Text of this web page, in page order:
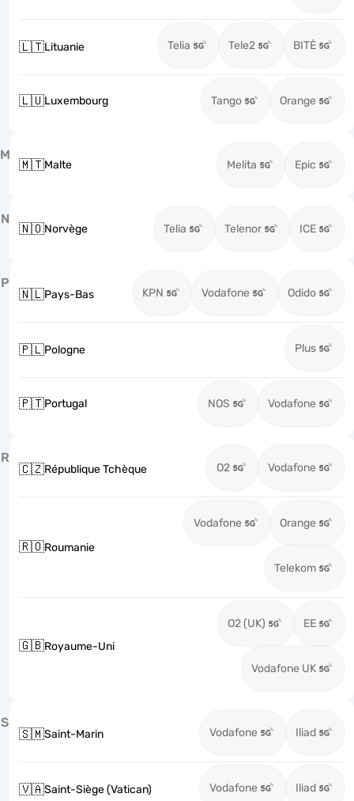
🇱🇹Lituanie Telia Tele2 BITĖ
🇱🇺Luxembourg Tango Orange
M
🇲🇹Malte Melita Epic
N
🇳🇴Norvège Telia Telenor ICE
P
🇳🇱Pays-Bas KPN Vodafone Odido
🇵🇱Pologne Plus
🇵🇹Portugal NOS Vodafone
R
🇨🇿République Tchèque O2 Vodafone
🇷🇴Roumanie
Vodafone Orange
Telekom
🇬🇧Royaume-Uni
O2 (UK) EE
Vodafone UK
S
🇸🇲Saint-Marin Vodafone Iliad
🇻🇦Saint-Siège (Vatican) Vodafone Iliad